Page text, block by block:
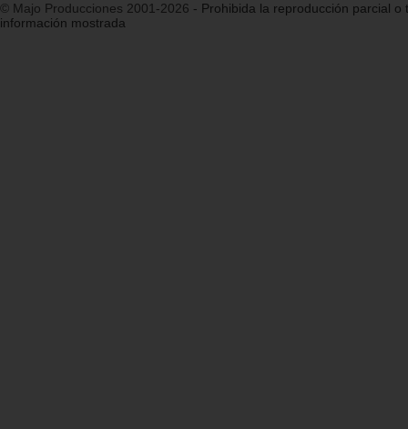
© Majo Producciones 2001-2026 - Prohibida la reproducción parcial o
información mostrada